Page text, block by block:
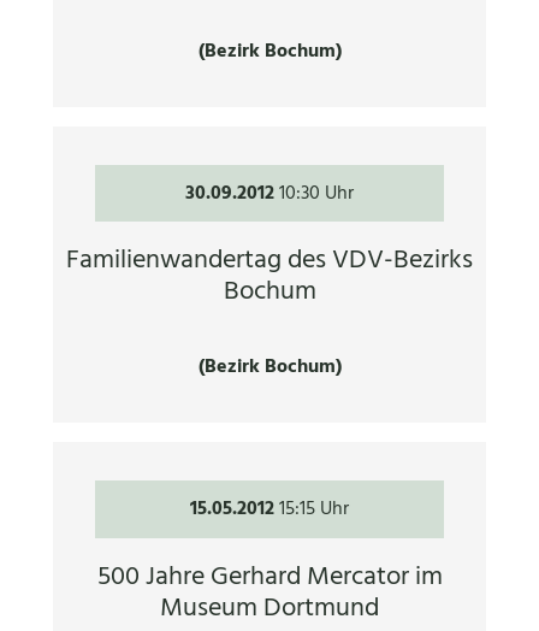
(Bezirk Bochum)
30.09.201210:30 Uhr
Familienwandertag des VDV-Bezirks
Bochum
(Bezirk Bochum)
15.05.201215:15 Uhr
500 Jahre Gerhard Mercator im
Museum Dortmund